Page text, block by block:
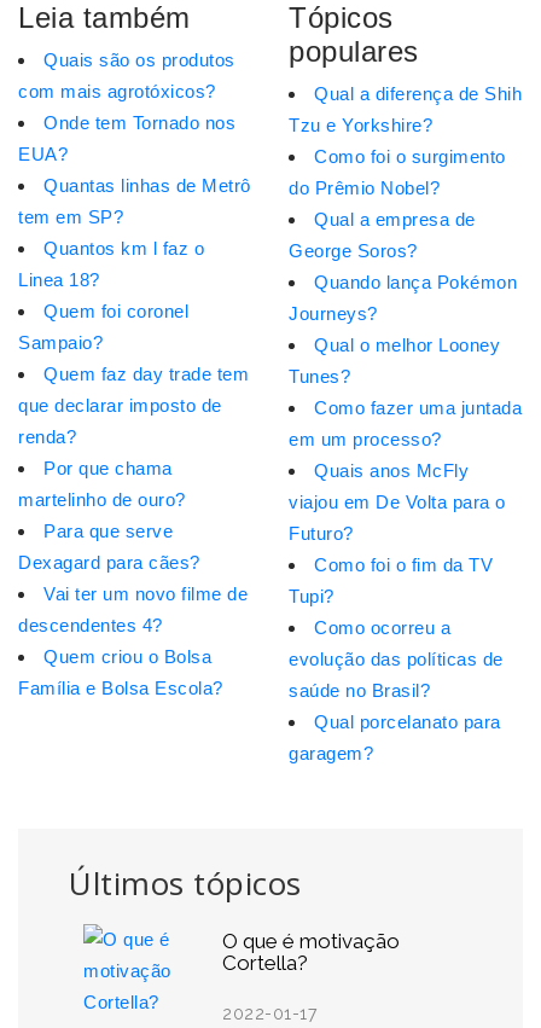
Últimos tópicos
O que é motivação
Cortella?
2022-01-17
Leia também
Quais são os produtos
com mais agrotóxicos?
Onde tem Tornado nos
EUA?
Quantas linhas de Metrô
tem em SP?
Quantos km l faz o
Linea 18?
Quem foi coronel
Sampaio?
Quem faz day trade tem
que declarar imposto de
renda?
Por que chama
martelinho de ouro?
Para que serve
Dexagard para cães?
Vai ter um novo filme de
descendentes 4?
Quem criou o Bolsa
Família e Bolsa Escola?
Tópicos
populares
Qual a diferença de Shih
Tzu e Yorkshire?
Como foi o surgimento
do Prêmio Nobel?
Qual a empresa de
George Soros?
Quando lança Pokémon
Journeys?
Qual o melhor Looney
Tunes?
Como fazer uma juntada
em um processo?
Quais anos McFly
viajou em De Volta para o
Futuro?
Como foi o fim da TV
Tupi?
Como ocorreu a
evolução das políticas de
saúde no Brasil?
Qual porcelanato para
garagem?